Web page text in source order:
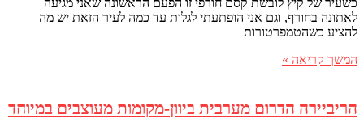
לאתונה בחורף, וגם אני הופתעתי לגלות עד כמה לעיר הזאת יש מה
להציע כשהטמפרטורות
המשך קריאה »
הריביירה הדרום מערבית ביוון-מקומות מעוצבים במיוחד